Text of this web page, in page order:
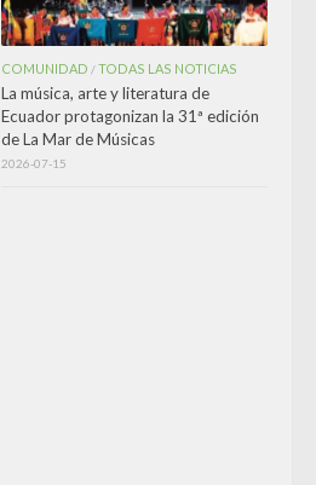
COMUNIDAD /TODAS LAS NOTICIAS
La música, arte y literatura de
Ecuador protagonizan la 31ª edición
de La Mar de Músicas
2026-07-15